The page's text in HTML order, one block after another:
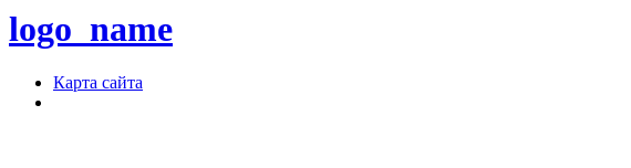
logo_name
Карта сайта